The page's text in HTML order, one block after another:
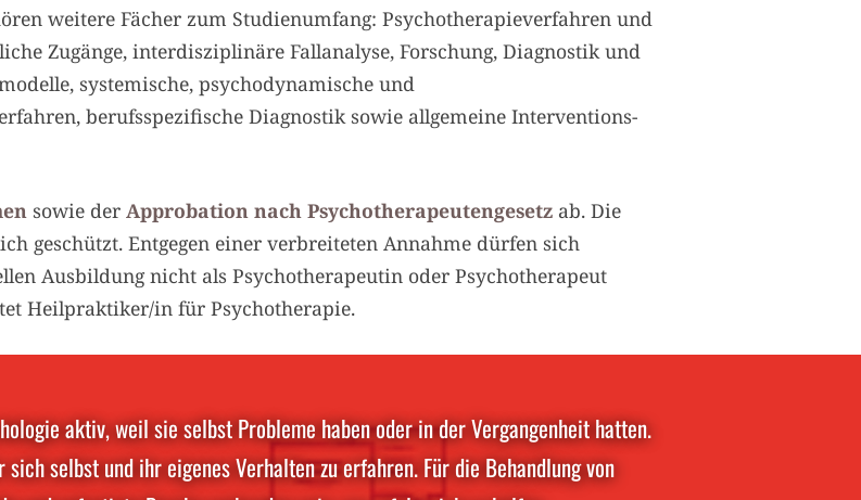
weitere Fächer zum Studienumfang: Psychotherapieverfahren und
Zugänge, interdisziplinäre Fallanalyse, Forschung, Diagnostik und
systemische, psychodynamische und
berufsspezifische Diagnostik sowie allgemeine Interventions-
sowie der Approbation nach Psychotherapeutengesetz ab. Die
geschützt. Entgegen einer verbreiteten Annahme dürfen sich
Ausbildung nicht als Psychotherapeutin oder Psychotherapeut
Heilpraktiker/in für Psychotherapie.
aktiv, weil sie selbst Probleme haben oder in der Vergangenheit hatten.
selbst und ihr eigenes Verhalten zu erfahren. Für die Behandlung von